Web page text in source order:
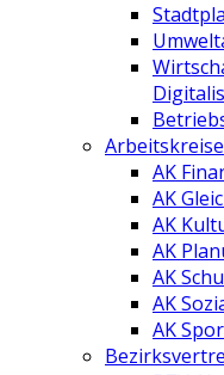
Arbeitskreise
AK
AK
AK
AK
AK
AK
AK